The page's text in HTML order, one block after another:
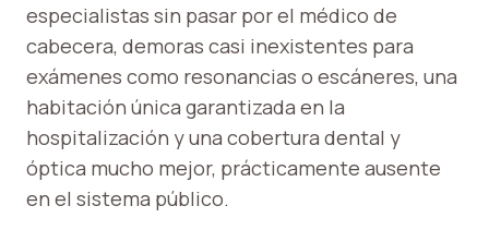
especialistas sin pasar por el médico de
cabecera, demoras casi inexistentes para
exámenes como resonancias o escáneres, una
habitación única garantizada en la
hospitalización y una cobertura dental y
óptica mucho mejor, prácticamente ausente
en el sistema público.